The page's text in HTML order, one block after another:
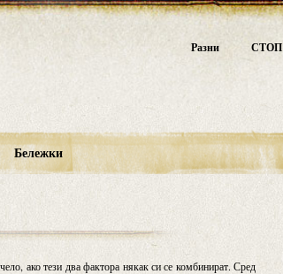
Разни СТОП
Бележки
ако тези два фактора някак си се комбинират. Сред